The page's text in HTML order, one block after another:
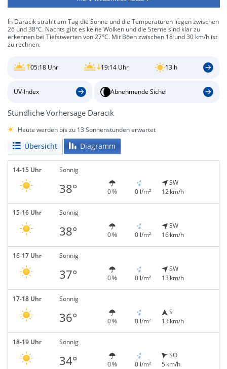
In Daracık strahlt am Tag die Sonne und die Temperaturen liegen zwischen
26 und 38°C. Nachts gibt es keine Wolken und die Sterne sind klar zu
erkennen bei Tiefstwerten von 27°C. Mit Böen zwischen 18 und 30 km/h ist
zu rechnen.
05:18 Uhr 19:14 Uhr 13 h
UV-Index Abnehmende Sichel
Stündliche Vorhersage Daracık
Heute werden bis zu 13 Sonnenstunden erwartet
Übersicht Diagramm
14-15 Uhr Sonnig
38° 0 % 0 l/m²
SW
12 km/h
15-16 Uhr Sonnig
38° 0 % 0 l/m²
SW
16 km/h
16-17 Uhr Sonnig
37° 0 % 0 l/m²
SW
13 km/h
17-18 Uhr Sonnig
36° 0 % 0 l/m²
S
13 km/h
18-19 Uhr Sonnig
34° 0 % 0 l/m²
SO
5 km/h